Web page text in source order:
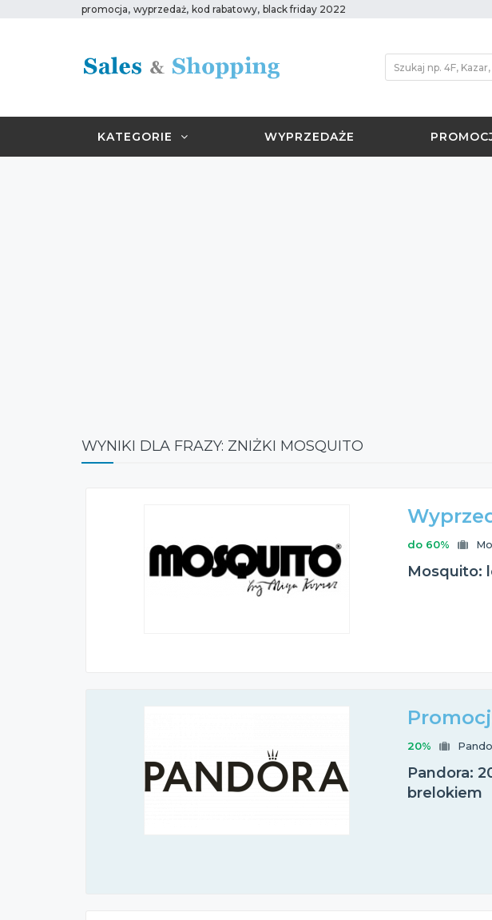
promocja, wyprzedaż, kod rabatowy, black friday 2022
KATEGORIE WYPRZEDAŻE
WYNIKI DLA FRAZY: ZNIŻKI MOSQUITO
do 60%
Mosquito:
20%
Pandora:
brelokiem